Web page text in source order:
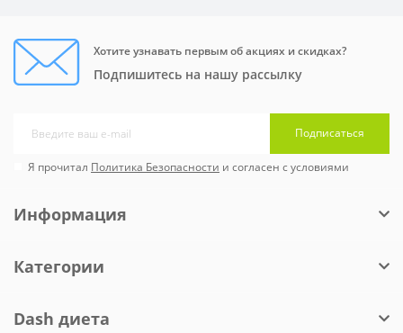
Хотите узнавать первым об акциях и скидках?
Подпишитесь на нашу рассылку
Подписаться
Я прочитал Политика Безопасности и согласен с условиями
Информация
Категории
Dash диета